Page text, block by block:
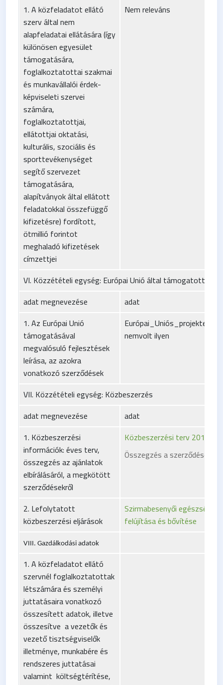
1. A közfeladatot ellátó
szerv által nem
alapfeladatai ellátására (így
különösen egyesület
támogatására,
foglalkoztatottai szakmai
és munkavállalói érdek-
képviseleti szervei
számára,
foglalkoztatottjai,
ellátottjai oktatási,
kulturális, szociális és
sporttevékenységet
segítő szervezet
támogatására,
alapítványok által ellátott
feladatokkal összefüggő
kifizetésre) fordított,
ötmillió forintot
meghaladó kifizetések
címzettjei
Nem releváns
VI. Közzétételi egység: Európai Unió által támogatott
adat megnevezése
adat
1. Az Európai Unió
támogatásával
megvalósuló fejlesztések
leírása, az azokra
vonatkozó szerződések
nemvolt ilyen
VII. Közzétételi egység: Közbeszerzés
adat megnevezése
adat
1. Közbeszerzési
információk: éves terv,
összegzés az ajánlatok
elbírálásáról, a megkötött
szerződésekről
Közbeszerzési terv 2018
Összegzés a
2. Lefolytatott
közbeszerzési eljárások
Szirmabesenyői
felújítása és bővítése
VIII. Gazdálkodási adatok
1. A közfeladatot ellátó
szervnél foglalkoztatottak
létszámára és személyi
juttatásaira vonatkozó
összesített adatok, illetve
összesítve a vezetők és
vezető tisztségviselők
illetménye, munkabére és
rendszeres juttatásai
valamint költségtérítése,